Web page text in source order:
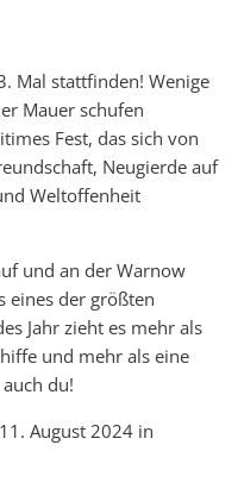
Mal stattfinden! Wenige
Mauer schufen
Fest, das sich von
Neugierde auf
Weltoffenheit
und an der Warnow
eines der größten
Jahr zieht es mehr als
und mehr als eine
du!
August 2024 in